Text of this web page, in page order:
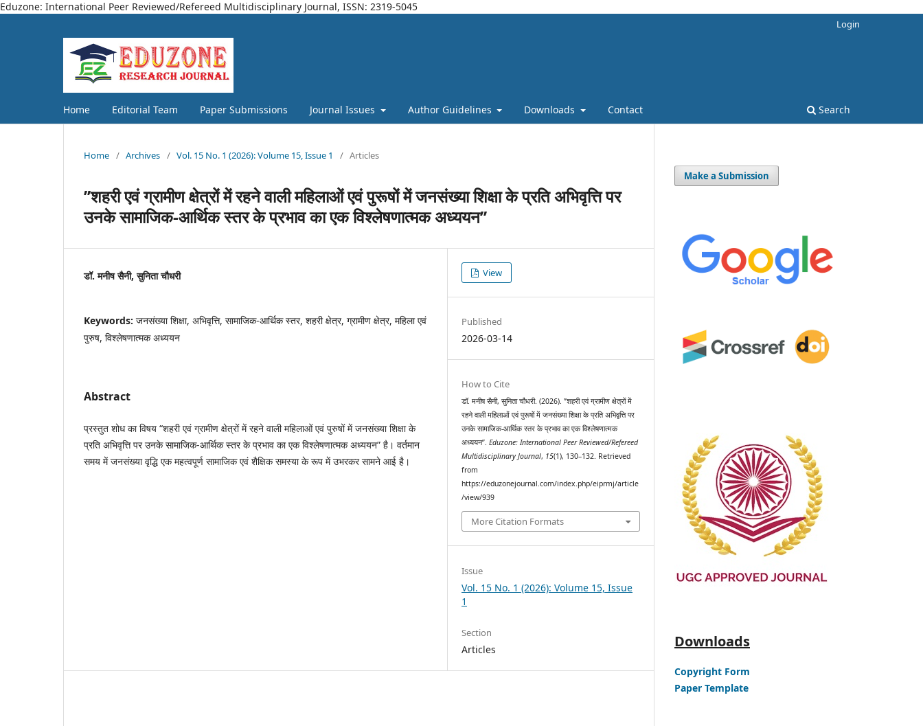
Eduzone: International Peer Reviewed/Refereed Multidisciplinary Journal, ISSN: 2319-5045
Home Editorial Team Paper Submissions Journal Issues Author Guidelines Downloads Contact Search
Login
Home / Archives / Vol. 15 No. 1 (2026): Volume 15, Issue 1 / Articles
’’शहरी एवं ग्रामीण क्षेत्रों में रहने वाली महिलाओं एवं पुरूषों में जनसंख्या शिक्षा के प्रति अभिवृत्ति पर
उनके सामाजिक-आर्थिक स्तर के प्रभाव का एक विश्लेषणात्मक अध्ययन’’
डॉ. मनीष सैनी, सुनिता चौधरी
Keywords: जनसंख्या शिक्षा, अभिवृत्ति, सामाजिक-आर्थिक स्तर, शहरी क्षेत्र, ग्रामीण क्षेत्र, महिला एवं
पुरुष, विश्लेषणात्मक अध्ययन
Abstract
प्रस्तुत शोध का विषय “शहरी एवं ग्रामीण क्षेत्रों में रहने वाली महिलाओं एवं पुरुषों में जनसंख्या शिक्षा के
प्रति अभिवृत्ति पर उनके सामाजिक-आर्थिक स्तर के प्रभाव का एक विश्लेषणात्मक अध्ययन” है। वर्तमान
समय में जनसंख्या वृद्धि एक महत्वपूर्ण सामाजिक एवं शैक्षिक समस्या के रूप में उभरकर सामने आई है।
View
Published
2026-03-14
How to Cite
डॉ. मनीष सैनी, सुनिता चौधरी. (2026). ’’शहरी एवं ग्रामीण क्षेत्रों में
रहने वाली महिलाओं एवं पुरूषों में जनसंख्या शिक्षा के प्रति अभिवृत्ति पर
उनके सामाजिक-आर्थिक स्तर के प्रभाव का एक विश्लेषणात्मक
अध्ययन’’.Eduzone: International Peer Reviewed/Refereed
Multidisciplinary Journal, 15(1), 130–132. Retrieved
from
https://eduzonejournal.com/index.php/eiprmj/article
/view/939
More Citation Formats
Issue
Vol. 15 No. 1 (2026): Volume 15, Issue
1
Section
Articles
Make a Submission
Downloads
Copyright Form
Paper Template